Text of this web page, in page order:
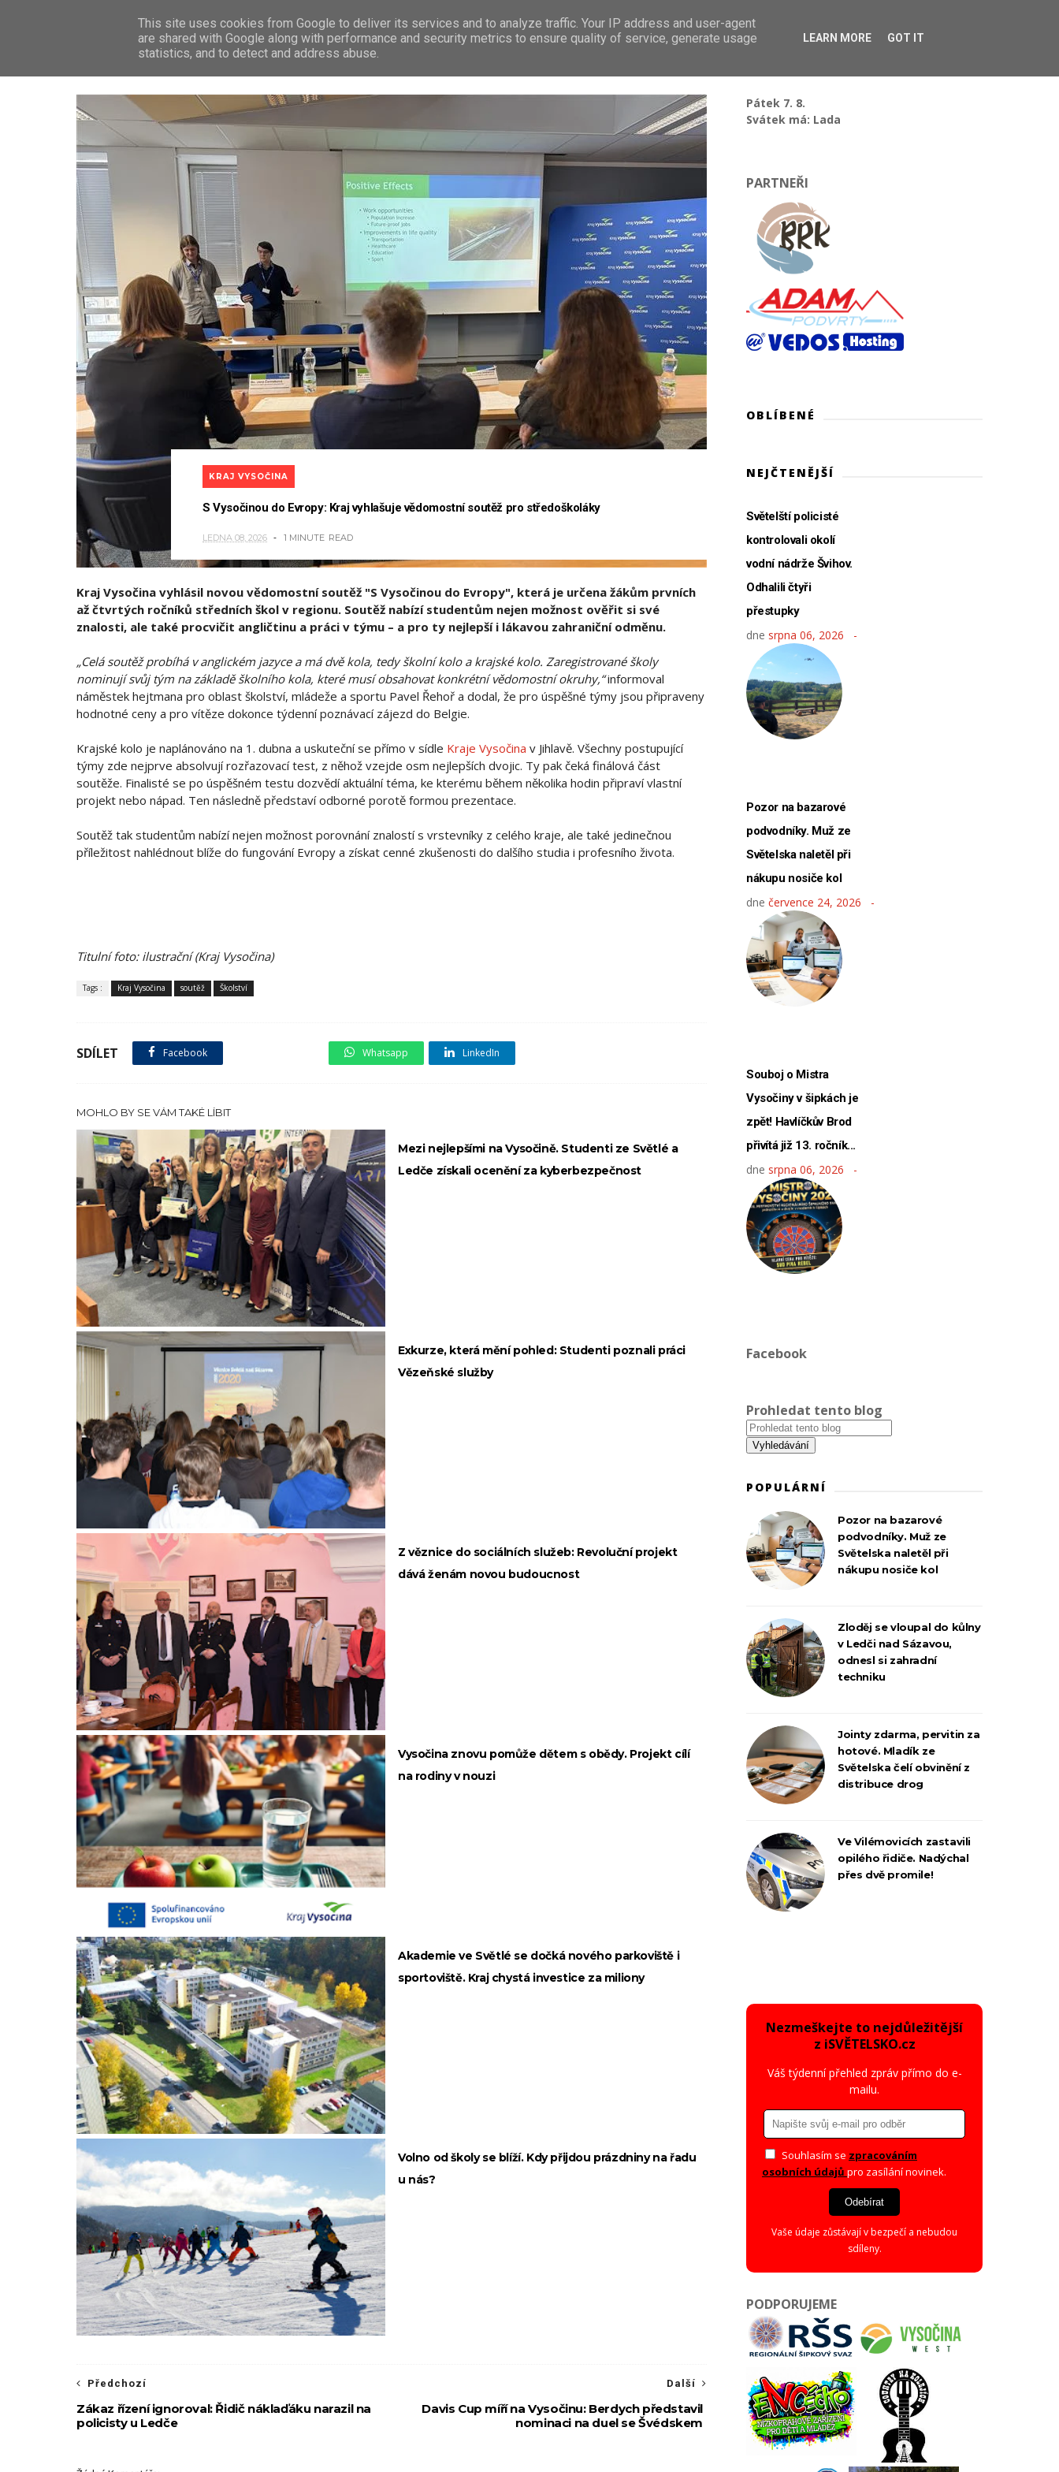
ZPRÁVY LEDEČ N/S. PREMIUM TIP NA VÝLET REKLAMA
KRAJ VYSOČINA
S Vysočinou do Evropy: Kraj vyhlašuje vědomostní soutěž pro středoškoláky
LEDNA 08, 2026 1 MINUTE READ
Kraj Vysočina vyhlásil novou vědomostní soutěž "S Vysočinou do Evropy", která je určena žákům prvních
až čtvrtých ročníků středních škol v regionu. Soutěž nabízí studentům nejen možnost ověřit si své
znalosti, ale také procvičit angličtinu a práci v týmu – a pro ty nejlepší i lákavou zahraniční odměnu.
„Celá soutěž probíhá v anglickém jazyce a má dvě kola, tedy školní kolo a krajské kolo. Zaregistrované školy
nominují svůj tým na základě školního kola, které musí obsahovat konkrétní vědomostní okruhy,“informoval
náměstek hejtmana pro oblast školství, mládeže a sportu Pavel Řehoř a dodal, že pro úspěšné týmy jsou připraveny
hodnotné ceny a pro vítěze dokonce týdenní poznávací zájezd do Belgie.
Krajské kolo je naplánováno na 1. dubna a uskuteční se přímo v sídle Kraje Vysočina v Jihlavě. Všechny postupující
týmy zde nejprve absolvují rozřazovací test, z něhož vzejde osm nejlepších dvojic. Ty pak čeká finálová část
soutěže. Finalisté se po úspěšném testu dozvědí aktuální téma, ke kterému během několika hodin připraví vlastní
projekt nebo nápad. Ten následně představí odborné porotě formou prezentace.
Soutěž tak studentům nabízí nejen možnost porovnání znalostí s vrstevníky z celého kraje, ale také jedinečnou
příležitost nahlédnout blíže do fungování Evropy a získat cenné zkušenosti do dalšího studia i profesního života.
Titulní foto: ilustrační (Kraj Vysočina)
Tags : Kraj Vysočina soutěž Školství
SDÍLET Facebook Whatsapp LinkedIn
MOHLO BY SE VÁM TAKÉ LÍBIT
Mezi nejlepšími na Vysočině. Studenti ze Světlé a
Ledče získali ocenění za kyberbezpečnost
Exkurze, která mění pohled: Studenti poznali práci
Vězeňské služby
Z věznice do sociálních služeb: Revoluční projekt
dává ženám novou budoucnost
Vysočina znovu pomůže dětem s obědy. Projekt cílí
na rodiny v nouzi
Akademie ve Světlé se dočká nového parkoviště i
sportoviště. Kraj chystá investice za miliony
Volno od školy se blíží. Kdy přijdou prázdniny na řadu
u nás?
Další
Davis Cup míří na Vysočinu: Berdych představil
nominaci na duel se Švédskem
Předchozí
Zákaz řízení ignoroval: Řidič náklaďáku narazil na
policisty u Ledče
Pátek 7. 8.
Svátek má: Lada
PARTNEŘI
OBLÍBENÉ
NEJČTENĚJŠÍ
Světelští policisté
kontrolovali okolí
vodní nádrže Švihov.
Odhalili čtyři
přestupky
dne srpna 06, 2026
Pozor na bazarové
podvodníky. Muž ze
Světelska naletěl při
nákupu nosiče kol
dne července 24, 2026
Souboj o Mistra
Vysočiny v šipkách je
zpět! Havlíčkův Brod
přivítá již 13. ročník...
dne srpna 06, 2026
Facebook
Prohledat tento blog
POPULÁRNÍ
Pozor na bazarové
podvodníky. Muž ze
Světelska naletěl při
nákupu nosiče kol
Zloděj se vloupal do kůlny
v Ledči nad Sázavou,
odnesl si zahradní
techniku
Jointy zdarma, pervitin za
hotové. Mladík ze
Světelska čelí obvinění z
distribuce drog
Ve Vilémovicích zastavili
opilého řidiče. Nadýchal
přes dvě promile!
Nezmeškejte to nejdůležitější
z iSVĚTELSKO.cz
Váš týdenní přehled zpráv přímo do e-
mailu.
Souhlasím se zpracováním
osobních údajů pro zasílání novinek.
Odebírat
Vaše údaje zůstávají v bezpečí a nebudou
sdíleny.
PODPORUJEME
This site uses cookies from Google to deliver its services and to analyze traffic. Your IP address and user-agent
are shared with Google along with performance and security metrics to ensure quality of service, generate usage
statistics, and to detect and address abuse.
LEARN MORE GOT IT